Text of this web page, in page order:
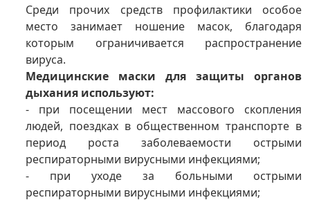
Среди прочих средств профилактики особое
место занимает ношение масок, благодаря
которым ограничивается распространение
вируса.
Медицинские маски для защиты органов
дыхания используют:
- при посещении мест массового скопления
людей, поездках в общественном транспорте в
период роста заболеваемости острыми
респираторными вирусными инфекциями;
- при уходе за больными острыми
респираторными вирусными инфекциями;